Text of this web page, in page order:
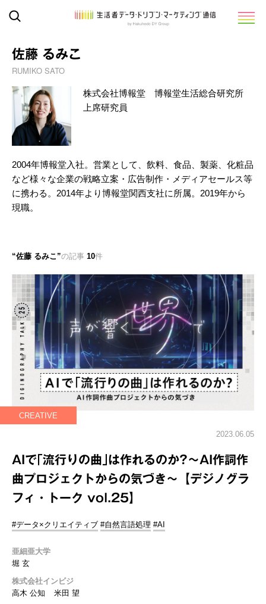
佐藤 るみこ
RUMIKO SATO
株式会社博報堂 博報堂生活総合研究所
上席研究員
2004年博報堂入社。営業として、飲料、食品、製薬、化粧品
など様々な企業の戦略立案・広告制作・メディアセールス等
に携わる。2014年より博報堂関西支社に所属。2019年から
現職。
佐藤 るみこ の記事 10件
CREATIVE
2023.06.05
AIで｢流行りの曲｣は作れるのか?～AI作詞作
曲プロジェクトからの気づき～【デジノグラ
フィ・トーク vol.25】
#データ×クリエイティブ #自然言語処理 #AI
亜細亜大学
堀 玄
株式会社インビジ
高木 公知
米田 望